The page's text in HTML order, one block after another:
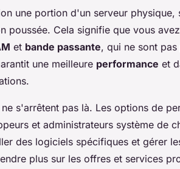
une portion d'un serveur physique,
poussée. Cela signifie que vous
et bande passante, qui ne sont
une meilleure performance et
s'arrêtent pas là. Les options de
et administrateurs système de
des logiciels spécifiques et gérer
plus sur les offres et services